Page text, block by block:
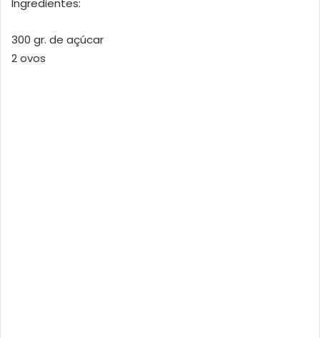
Ingredientes:
300 gr. de açúcar
2 ovos